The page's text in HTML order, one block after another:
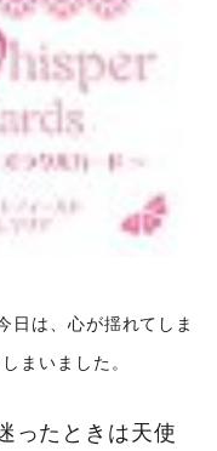
日は、心が揺れてしま
まいました。
ったときは天使